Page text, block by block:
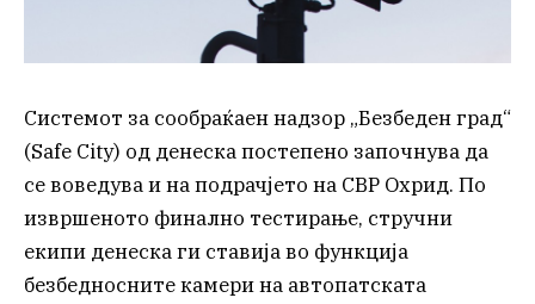
Системот за сообраќаен надзор „Безбеден град“
(Safe City) од денеска постепено започнува да
се воведува и на подрачјето на СВР Охрид. По
извршеното финално тестирање, стручни
екипи денеска ги ставија во функција
безбедносните камери на автопатската